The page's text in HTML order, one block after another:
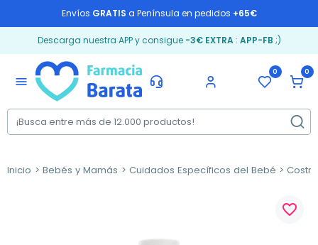
Envíos GRATIS a Península en pedidos +65€
Descarga nuestra APP y consigue -3€ EXTRA: APP-FB ;)
menu
0 0
Inicio Bebés y Mamás Cuidados Específicos del Bebé
favorite_border